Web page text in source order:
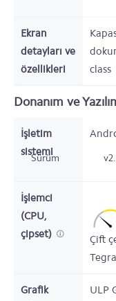
Ekran
detayları ve
özellikleri
class
Donanım ve
İşletim
sistemi
Sürüm
İşlemci
(CPU,
çipset)
Çift
Grafik
ULP